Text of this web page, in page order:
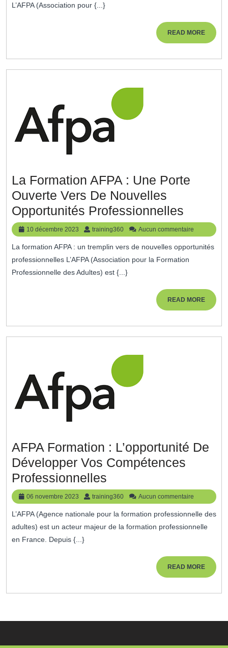
L’AFPA
L’AFPA (Association pour {...}
READ MOREREAD
MORE
La Formation AFPA : Une Porte
Ouverte Vers De Nouvelles
Opportunités Professionnelles
AFPA
:
Porte
Ouverte
10 décembre 2023
10
décembre
2023
training360 training360
Aucun commentaire
La formation AFPA : un tremplin vers de nouvelles opportunités
professionnelles L’AFPA (Association pour la Formation
Professionnelle des Adultes) est {...}
READ MOREREAD
MORE
AFPA Formation : L’opportunité De
Développer Vos Compétences
Professionnelles
Formation
:
L’opportunité
Développer
06 novembre 2023
06
novembre
2023
training360 training360
Aucun commentaire
L’AFPA (Agence nationale pour la formation professionnelle des
adultes) est un acteur majeur de la formation professionnelle
en France. Depuis {...}
READ MOREREAD
MORE